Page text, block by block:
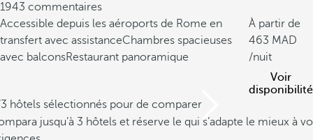
1943 commentaires
Accessible depuis les aéroports de Rome en
transfert avec assistanceChambres spacieuses
avec balconsRestaurant panoramique
À partir de
463
/nuit
Voir
disponibilité
hôtels sélectionnés pour de comparer
jusqu’à 3 hôtels et réserve le qui s’adapte le mieux à